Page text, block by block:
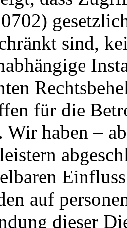
sind,
für die
Wir haben –
auf
dieser